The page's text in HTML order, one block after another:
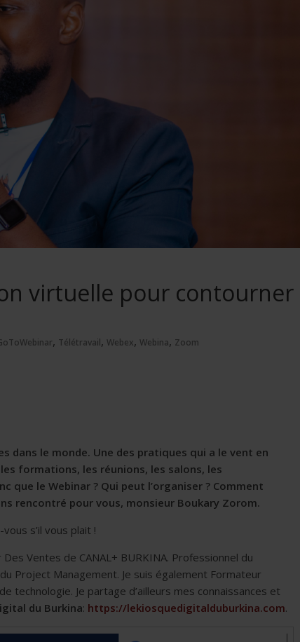
virtuelle pour contourner
, Télétravail, Webex, Webina, Zoom
dans le monde. Une des pratiques qui a le vent en
formations, les réunions, les salons, les
que le Webinar ? Qui peut l’organiser ? Comment
rencontré pour vous, monsieur Boukary Zorom.
s’il vous plait !
Ventes de CANAL+ BURKINA. Professionnel du
Project Management. Je suis également Formateur
technologie. Je partage d’ailleurs mes connaissances et
du Burkina: https://lekiosquedigitalduburkina.com.